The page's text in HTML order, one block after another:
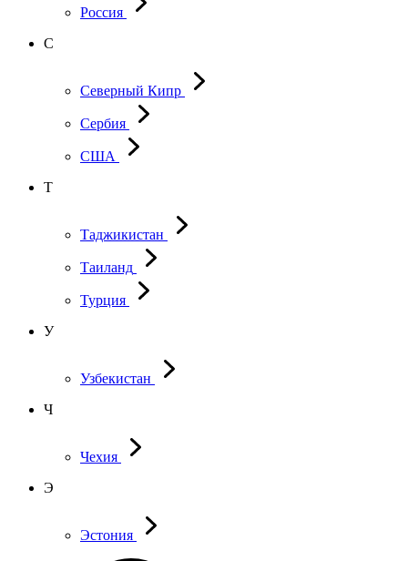
Россия
С
Северный Кипр
Сербия
США
Т
Таджикистан
Таиланд
Турция
У
Узбекистан
Ч
Чехия
Э
Эстония